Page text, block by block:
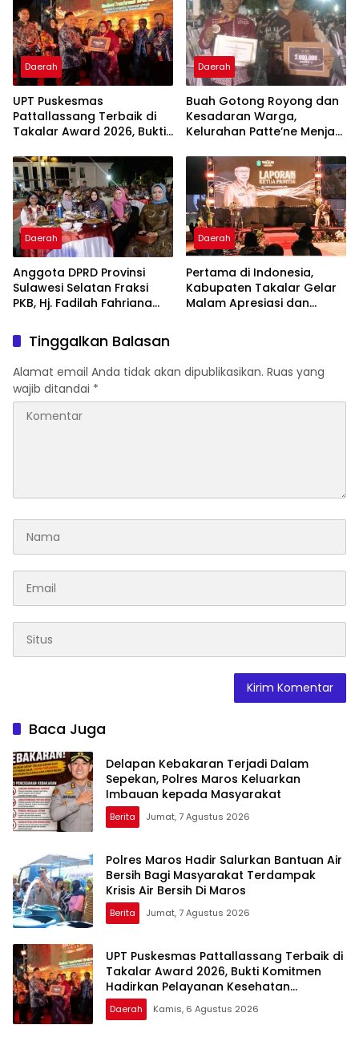
Daerah
UPT Puskesmas
Pattallassang Terbaik di
Takalar Award 2026, Bukti
Pelayanan Kesehatan
Berkualitas
Daerah
Buah Gotong Royong dan
Kesadaran Warga,
Kelurahan Patte’ne Menjadi
2026
Daerah
Anggota DPRD Provinsi
Sulawesi Selatan Fraksi
PKB, Hj. Fadilah Fahriana
Takalar Menyalakan
Lentera Pengabdian
Melalui Malam Apresiasi
dan Inovasi Award 2026
Daerah
Pertama di Indonesia,
Kabupaten Takalar Gelar
Malam Apresiasi dan
Berprestasi
Tinggalkan Balasan
Alamat email Anda tidak akan dipublikasikan. Ruas yang
wajib ditandai *
Baca Juga
Delapan Kebakaran Terjadi Dalam
Sepekan, Polres Maros Keluarkan
Imbauan kepada Masyarakat
Berita Jumat, 7 Agustus 2026
Polres Maros Hadir Salurkan Bantuan Air
Bersih Bagi Masyarakat Terdampak
Krisis Air Bersih Di Maros
Berita Jumat, 7 Agustus 2026
UPT Puskesmas Pattallassang Terbaik di
Takalar Award 2026, Bukti Komitmen
Hadirkan Pelayanan Kesehatan
Berkualitas
Daerah Kamis, 6 Agustus 2026